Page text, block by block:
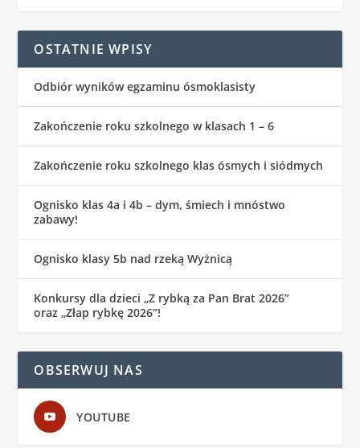
OSTATNIE WPISY
Odbiór wyników egzaminu ósmoklasisty
Zakończenie roku szkolnego w klasach 1 – 6
Zakończenie roku szkolnego klas ósmych i siódmych
Ognisko klas 4a i 4b – dym, śmiech i mnóstwo
zabawy!
Ognisko klasy 5b nad rzeką Wyżnicą
Konkursy dla dzieci „Z rybką za Pan Brat 2026”
oraz „Złap rybkę 2026”!
OBSERWUJ NAS
YOUTUBE